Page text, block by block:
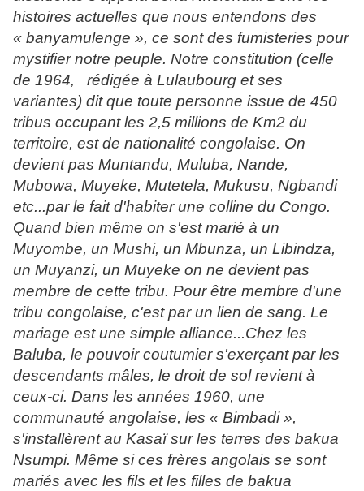
histoires actuelles que nous entendons des
« banyamulenge », ce sont des fumisteries pour
mystifier notre peuple. Notre constitution (celle
de 1964,
rédigée à Lulaubourg et ses
variantes) dit que toute personne issue de 450
tribus occupant les 2,5 millions de Km2 du
territoire, est de nationalité congolaise. On
devient pas Muntandu, Muluba, Nande,
Mubowa, Muyeke, Mutetela, Mukusu, Ngbandi
etc...par le fait d'habiter une colline du Congo.
Quand bien même on s'est marié à un
Muyombe, un Mushi, un Mbunza, un Libindza,
un Muyanzi, un Muyeke on ne devient pas
membre de cette tribu. Pour être membre d'une
tribu congolaise, c'est par un lien de sang. Le
mariage est une simple alliance...Chez les
Baluba, le pouvoir coutumier s'exerçant par les
descendants mâles, le droit de sol revient à
ceux-ci. Dans les années 1960, une
communauté angolaise, les « Bimbadi »,
s'installèrent au Kasaï sur les terres des bakua
Nsumpi. Même si ces frères angolais se sont
mariés avec les fils et les filles de bakua